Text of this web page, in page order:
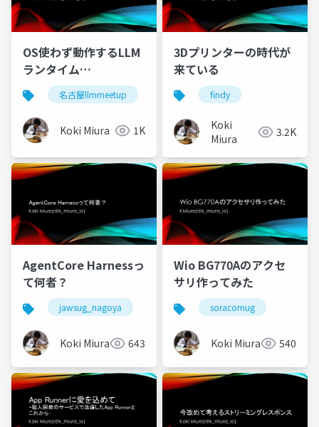
OS使わず動作するLLM
ランタイム
「NIGHTRUN」を
Raspberry Piで動かし
てみた
名古屋llmmeetup
Koki Miura 1K
3Dプリンターの時代が
来ている
findy
Koki
Miura
3.2K
AgentCore Harnessっ
て何者？
jawsug_nagoya jawsug
Koki Miura 643
Wio BG770Aのアクセ
サリ作ってみた
soracomug
Koki Miura 540